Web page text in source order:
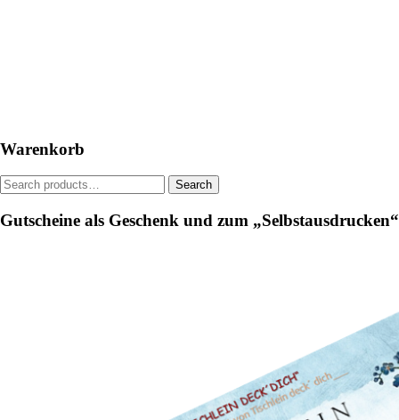
page
Warenkorb
Search
Search
Gutscheine als Geschenk und zum „Selbstausdrucken“